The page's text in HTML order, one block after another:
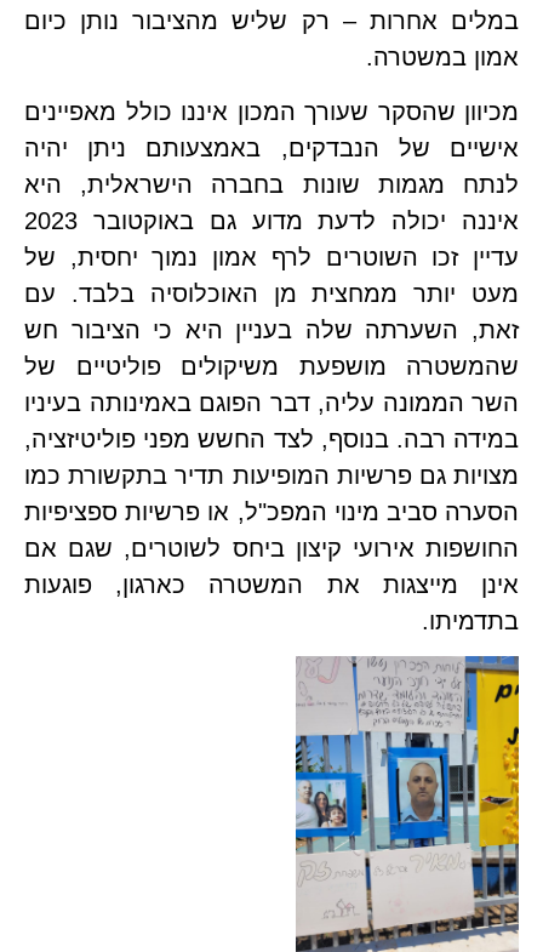
במלים אחרות – רק שליש מהציבור נותן כיום
במשטרה.
מכיוון שהסקר שעורך המכון איננו כולל מאפיינים
לנתח מגמות שונות בחברה הישראלית, היא
עדיין זכו השוטרים לרף אמון נמוך יחסית, של
מעט יותר ממחצית מן האוכלוסיה בלבד. עם
זאת, השערתה שלה בעניין היא כי הציבור חש
שהמשטרה מושפעת משיקולים פוליטיים של
השר הממונה עליה, דבר הפוגם באמינותה בעיניו
במידה רבה. בנוסף, לצד החשש מפני פוליטיזציה,
מצויות גם פרשיות המופיעות תדיר בתקשורת כמו
הסערה סביב מינוי המפכ"ל, או פרשיות ספציפיות
החושפות אירועי קיצון ביחס לשוטרים, שגם אם
אינן מייצגות את המשטרה כארגון, פוגעות